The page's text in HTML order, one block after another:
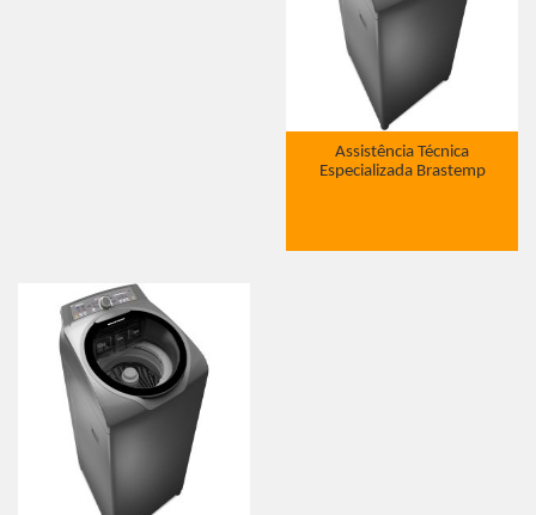
Assistência Técnica
Especializada Brastemp